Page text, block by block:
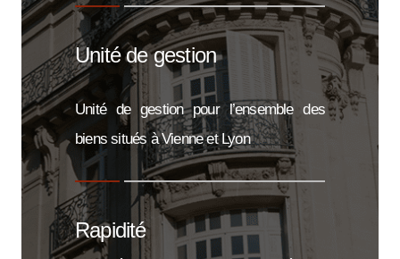
Unité de gestion
Unité de gestion pour l’ensemble des
biens situés à Vienne et Lyon
Rapidité